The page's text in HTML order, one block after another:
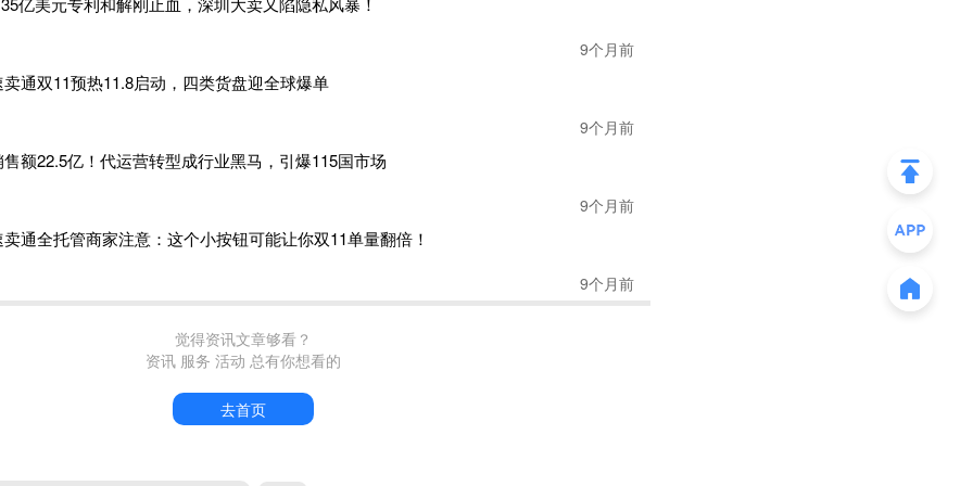
9个月前
卖通双11预热11.8启动，四类货盘迎全球爆单
9个月前
售额22.5亿！代运营转型成行业黑马，引爆115国市场
9个月前
卖通全托管商家注意：这个小按钮可能让你双11单量翻倍！
9个月前
觉得资讯文章够看？
资讯 服务 活动 总有你想看的
去首页